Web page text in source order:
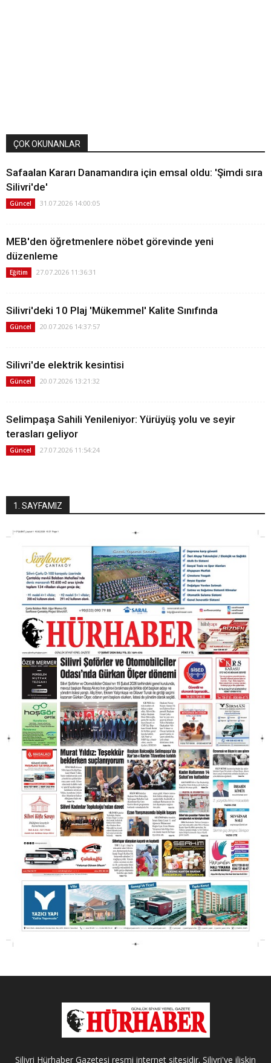
ÇOK OKUNANLAR
Safaalan Kararı Danamandıra için emsal oldu: 'Şimdi sıra
Silivri'de'
Güncel 31.07.2026 14:00:05
MEB'den öğretmenlere nöbet görevinde yeni
düzenleme
Eğitim 27.07.2026 11:36:31
Silivri'deki 10 Plaj 'Mükemmel' Kalite Sınıfında
Güncel 20.07.2026 14:37:57
Silivri'de elektrik kesintisi
Güncel 20.07.2026 13:21:32
Selimpaşa Sahili Yenileniyor: Yürüyüş yolu ve seyir
terasları geliyor
Güncel 27.07.2026 11:54:24
1. SAYFAMIZ
Silivri Hürhaber Gazetesi resmi internet sitesidir. Silivri'ye ilişkin